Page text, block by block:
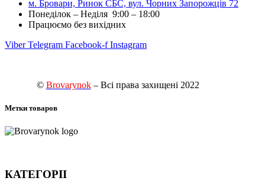
м. Бровари, Ринок СБС, вул. Чорних Запорожців 72
Понеділок – Неділя 9:00 – 18:00
Працюємо без вихідних
Viber Telegram Facebook-f Instagram
© Brovarynok– Всі права захищені 2022
Метки товаров
КАТЕГОРІІ